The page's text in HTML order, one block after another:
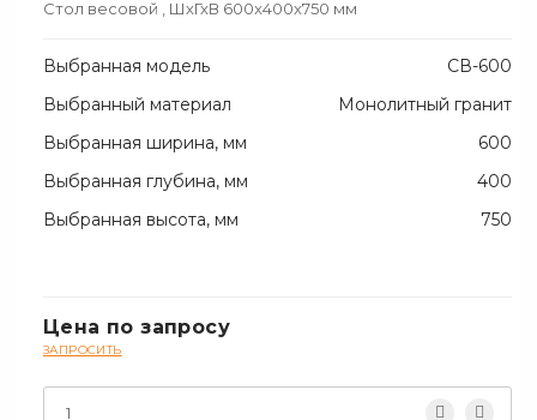
Стол весовой , ШхГхВ 600x400x750 мм
Выбранная модель
СВ-600
Выбранный материал
Монолитный гранит
Выбранная ширина, мм
600
Выбранная глубина, мм
400
Выбранная высота, мм
750
Цена по запросу
ЗАПРОСИТЬ